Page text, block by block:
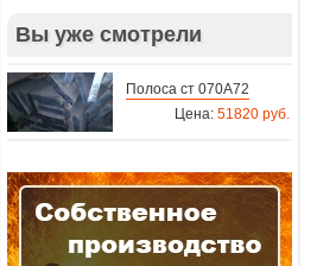
Вы уже смотрели
Полоса ст 070A72
Цена: 51820 руб.